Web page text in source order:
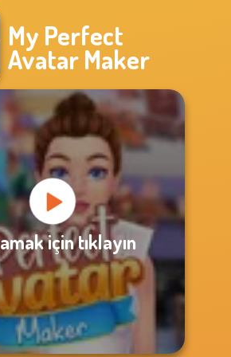
My Perfect
Avatar Maker
için tıklayın